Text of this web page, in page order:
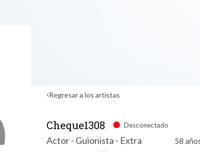
Regresar a los artistas
Cheque1308 Desconectado
Actor - Guionista - Extra 58